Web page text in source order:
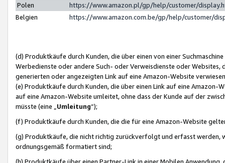
Polen
https://www.amazon.pl/gp/help/customer/
Belgien
https://www.amazon.com.be/gp/help/customer/
(d) Produktkäufe durch Kunden, die über einen von einer
Werbedienste oder andere Such- oder Verweisdienste oder Websites,
generierten oder angezeigten Link auf eine Amazon-Website
(e) Produktkäufe durch Kunden, die über einen Link auf eine
auf eine Amazon-Website umleitet, ohne dass der Kunde auf der
müsste (eine „ Umleitung“);
(f) Produktkäufe durch Kunden, die die für eine Amazon-Website
(g) Produktkäufe, die nicht richtig zurückverfolgt und erfasst werden,
ordnungsgemäß formatiert sind;
(h) Produktkäufe über einen Partner-Link in einer Mobilen